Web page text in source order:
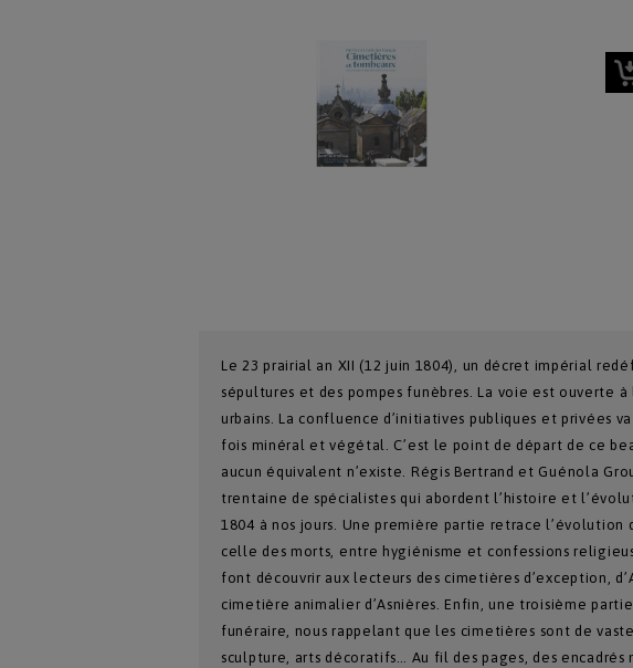
Le 23 prairial an XII (12 juin 1804), un décret impérial
sépultures et des pompes funèbres. La voie est ouverte
urbains. La confluence d’initiatives publiques et privées
fois minéral et végétal. C’est le point de départ de ce
aucun équivalent n’existe. Régis Bertrand et Guénola
trentaine de spécialistes qui abordent l’histoire et
1804 à nos jours. Une première partie retrace l’évolution
celle des morts, entre hygiénisme et confessions
font découvrir aux lecteurs des cimetières d’exception,
cimetière animalier d’Asnières. Enfin, une troisième
funéraire, nous rappelant que les cimetières sont de
sculpture, arts décoratifs… Au fil des pages, des encadrés